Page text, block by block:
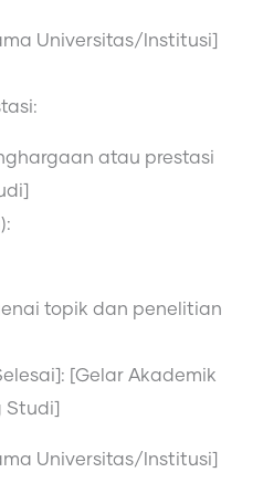
Universitas/Institusi]
atau prestasi
topik dan penelitian
[Gelar Akademik
Studi]
Universitas/Institusi]